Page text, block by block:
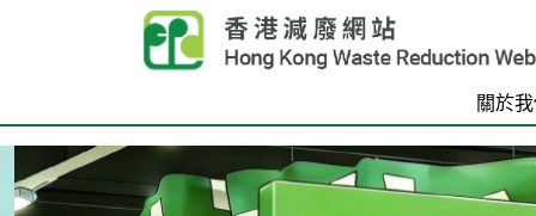
Skip to main content
關於
首頁
Carousel Item